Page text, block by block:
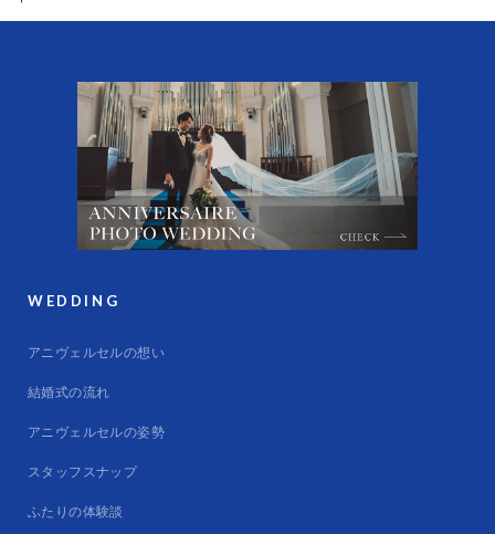
WEDDING
アニヴェルセルの想い
結婚式の流れ
アニヴェルセルの姿勢
スタッフスナップ
ふたりの体験談